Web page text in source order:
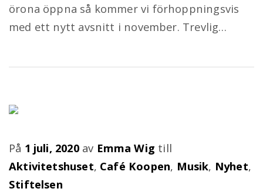
örona öppna så kommer vi förhoppningsvis
med ett nytt avsnitt i november. Trevlig…
På Publicerad
på
1 juli, 2020av Emma Wig till
Aktivitetshuset, Café Koopen, Musik, Nyhet,
Stiftelsen